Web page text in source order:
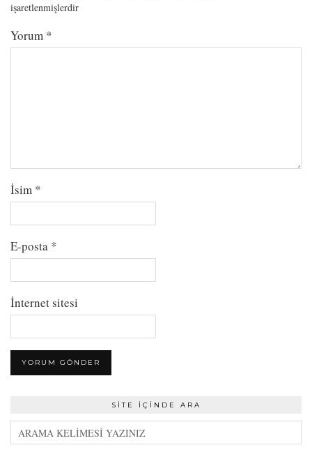
işaretlenmişlerdir
Yorum *
İsim *
E-posta *
İnternet sitesi
SITE İÇINDE ARA